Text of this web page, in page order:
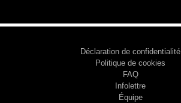
Déclaration de confidentialité
Politique de cookies
FAQ
Infolettre
Équipe